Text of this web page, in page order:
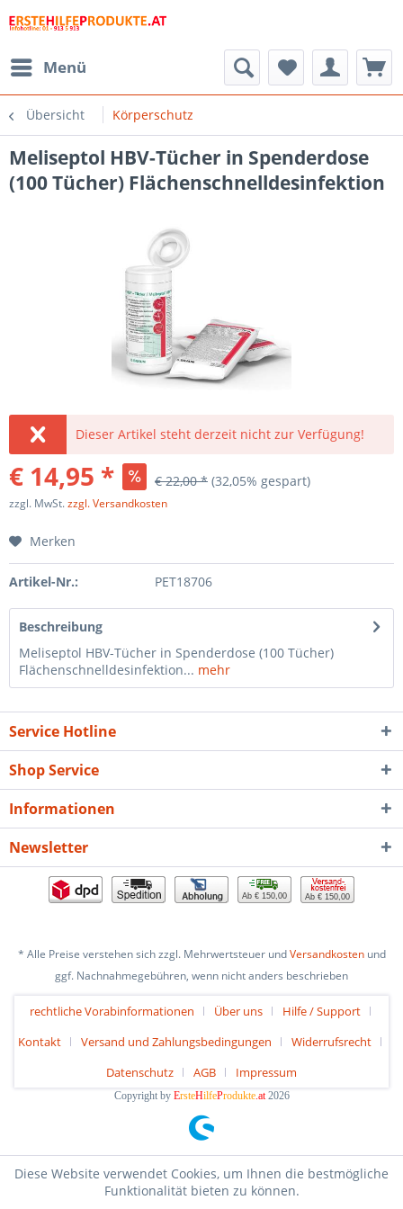
Menü
Übersicht Körperschutz
Meliseptol HBV-Tücher in Spenderdose
(100 Tücher) Flächenschnelldesinfektion
Dieser Artikel steht derzeit nicht zur Verfügung!
€ 14,95 * € 22,00 * (32,05% gespart)
zzgl. MwSt.zzgl. Versandkosten
Merken
Artikel-Nr.: PET18706
Beschreibung
Meliseptol HBV-Tücher in Spenderdose (100 Tücher)
Flächenschnelldesinfektion... mehr
Service Hotline
Shop Service
Informationen
Newsletter
Ab € 150,00 Ab € 150,00
* Alle Preise verstehen sich zzgl. Mehrwertsteuer undVersandkostenund
ggf. Nachnahmegebühren, wenn nicht anders beschrieben
rechtliche Vorabinformationen Über uns
Hilfe / Support
Kontakt
Versand und Zahlungsbedingungen
Widerrufsrecht
Datenschutz
AGB Impressum
Copyright by ErsteHilfeProdukte.at2026
Diese Website verwendet Cookies, um Ihnen die bestmögliche
Funktionalität bieten zu können.